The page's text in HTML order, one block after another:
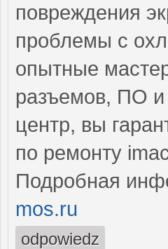
повреждения
проблемы с
опытные
разъемов, ПО
центр, вы
по ремонту
Подробная
mos.ru
odpowiedz